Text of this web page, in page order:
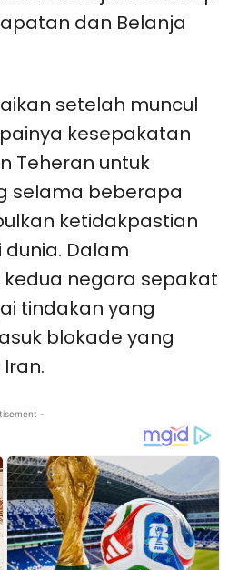
dan Belanja
setelah muncul
kesepakatan
Teheran untuk
selama beberapa
ketidakpastian
Dalam
negara sepakat
tindakan yang
blokade yang
-